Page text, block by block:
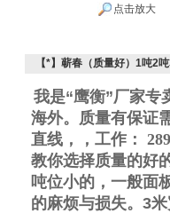
点击放大
【*】蕲春（质量好）1吨2
我是“鹰衡”厂家专
海外。质量有保证
直线 ， ，工作 ：
教你选择质量的好
吨位小的，一般面
的麻烦与损失。 3